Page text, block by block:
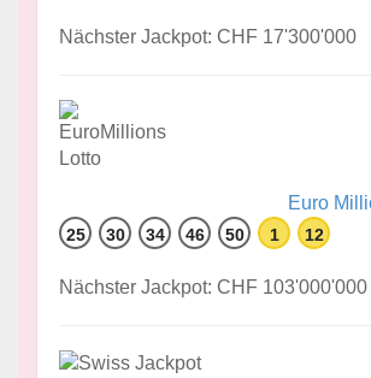
Nächster Jackpot: CHF 17'300'000
Euro
25 30 34 46 50 1 12
Nächster Jackpot: CHF 103'000'000